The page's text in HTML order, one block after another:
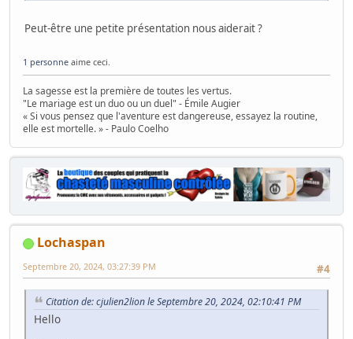
Peut-être une petite présentation nous aiderait ?
1 personne aime ceci.
La sagesse est la première de toutes les vertus.
"Le mariage est un duo ou un duel" - Émile Augier
« Si vous pensez que l'aventure est dangereuse, essayez la routine,
elle est mortelle. » - Paulo Coelho
Lochaspan
#4
Septembre 20, 2024, 03:27:39 PM
Citation de: cjulien2lion le Septembre 20, 2024, 02:10:41 PM
Hello